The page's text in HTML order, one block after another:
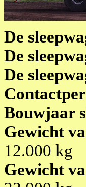
De
De
De
Bouwjaar
Gewicht
12.000 kg
Gewicht